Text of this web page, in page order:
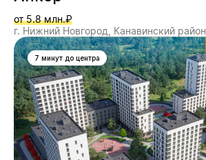
от 5.8 млн.₽
г. Нижний Новгород, Канавинский район
7 минут до центра